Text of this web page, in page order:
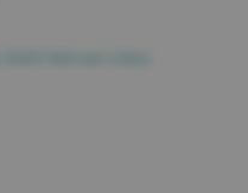
februari (xlsx)